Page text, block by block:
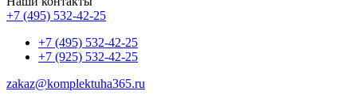
+7 (495) 532-42-25
+7 (495) 532-42-25
+7 (925) 532-42-25
zakaz@komplektuha365.ru